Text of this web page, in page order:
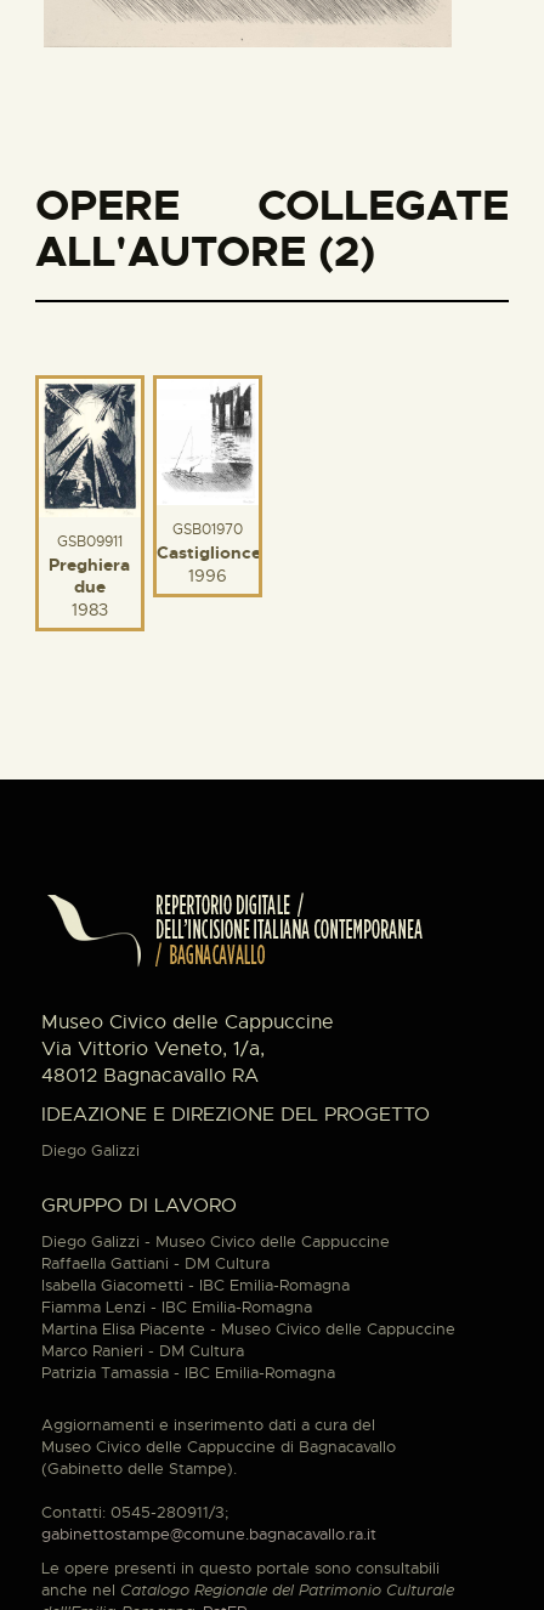
OPERE COLLEGATE
ALL'AUTORE (2)
GSB09911
Preghiera
due
1983
GSB01970
Castiglioncello
1996
Museo Civico delle Cappuccine
Via Vittorio Veneto, 1/a,
48012 Bagnacavallo RA
IDEAZIONE E DIREZIONE DEL PROGETTO
Diego Galizzi
GRUPPO DI LAVORO
Diego Galizzi - Museo Civico delle Cappuccine
Raffaella Gattiani - DM Cultura
Isabella Giacometti - IBC Emilia-Romagna
Fiamma Lenzi - IBC Emilia-Romagna
Martina Elisa Piacente - Museo Civico delle Cappuccine
Marco Ranieri - DM Cultura
Patrizia Tamassia - IBC Emilia-Romagna
Aggiornamenti e inserimento dati a cura del
Museo Civico delle Cappuccine di Bagnacavallo
(Gabinetto delle Stampe).
Contatti: 0545-280911/3;
gabinettostampe@comune.bagnacavallo.ra.it
Le opere presenti in questo portale sono consultabili
anche nel Catalogo Regionale del Patrimonio Culturale